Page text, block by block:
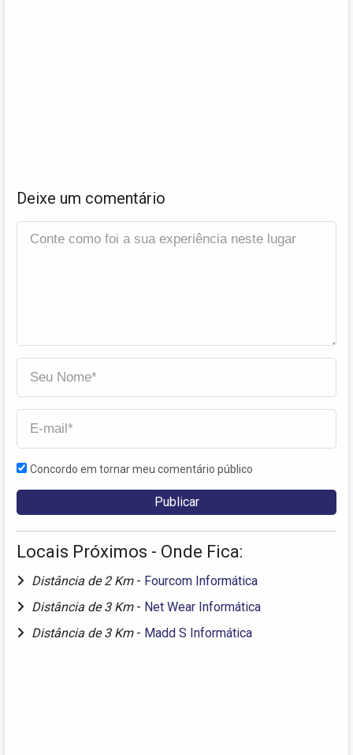
Deixe um comentário
Concordo em tornar meu comentário público
Locais Próximos - Onde Fica:
Distância de 2 Km - Fourcom Informática
Distância de 3 Km - Net Wear Informática
Distância de 3 Km - Madd S Informática